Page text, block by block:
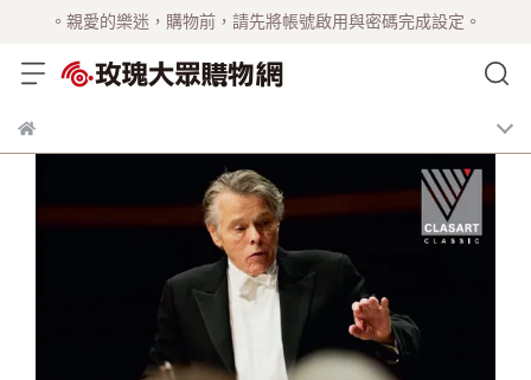
。親愛的樂迷，購物前，請先將帳號啟用與密碼完成設定。